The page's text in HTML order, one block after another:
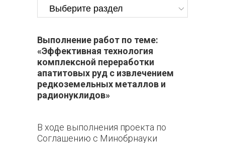
Выполнение работ по теме:
«Эффективная технология
комплексной переработки
апатитовых руд с извлечением
редкоземельных металлов и
радионуклидов»
В ходе выполнения проекта по
Соглашению с Минобрнауки